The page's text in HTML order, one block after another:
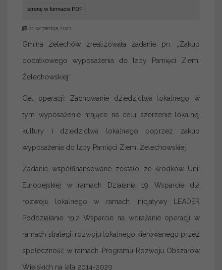
stronę w formacie PDF
21 września 2023
Gmina Żelechów zrealizowała zadanie pn. „Zakup
dodatkowego wyposażenia do Izby Pamięci Ziemi
Żelechowskiej”
Cel operacji: Zachowanie dziedzictwa lokalnego w
tym wyposażenie mające na celu szerzenie lokalnej
kultury i dziedzictwa lokalnego poprzez zakup
wyposażenia do Izby Pamięci Ziemi Żelechowskiej.
Zadanie współfinansowane zostało ze środków Unii
Europejskiej w ramach Działania 19 Wsparcie dla
rozwoju lokalnego w ramach inicjatywy LEADER
Poddziałanie 19.2 Wsparcie na wdrażanie operacji w
ramach strategii rozwoju lokalnego kierowanego przez
społeczność w ramach Programu Rozwoju Obszarów
Wiejskich na lata 2014-2020